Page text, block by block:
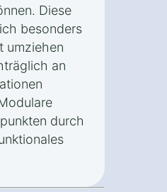
Diese
besonders
umziehen
an
durch